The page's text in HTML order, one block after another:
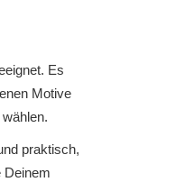
Es
Motive
praktisch,
Deinem